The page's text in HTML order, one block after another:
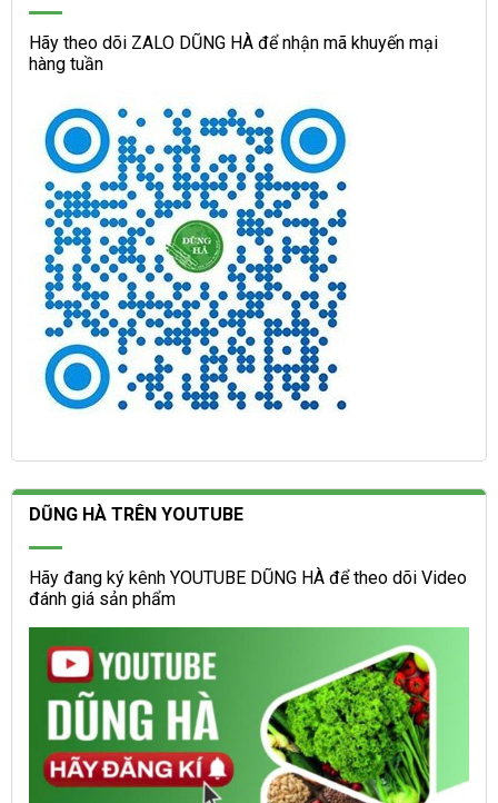
Hãy theo dõi ZALO DŨNG HÀ để nhận mã khuyến mại
hàng tuần
DŨNG HÀ TRÊN YOUTUBE
Hãy đang ký kênh YOUTUBE DŨNG HÀ để theo dõi Video
đánh giá sản phẩm